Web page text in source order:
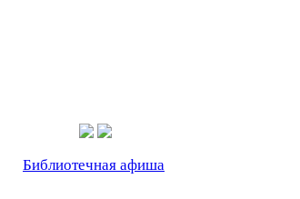
Библиотечная афиша